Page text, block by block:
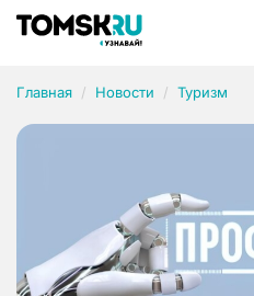
Главная Новости Туризм